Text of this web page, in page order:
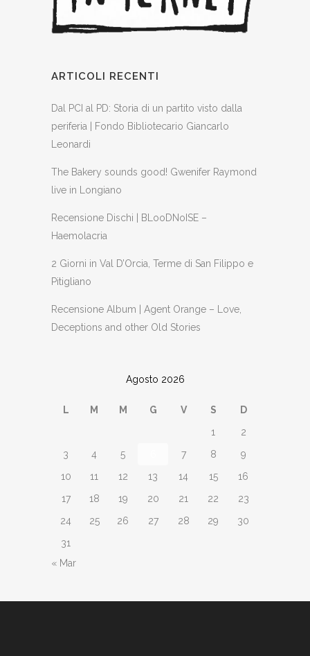
ARTICOLI RECENTI
Dal PCI al PD: Storia di un partito visto dalla
periferia | Fondo Bibliotecario Giancarlo
Leonardi
The Bakery sounds good! Gwenifer Raymond
live in Longiano
Recensione Dischi | BLooDNoISE –
Haemolacria
2 Giorni in Val D’Orcia, Terme di San Filippo e
Pitigliano
Recensione Album | Agent Orange – Love,
Deceptions and other Old Stories
Agosto 2026
L M M G V S
D
1
2
3
4 5 7 8
9
10
11 12 13 14 15
16
17
18 19 20 21 22
23
24
25 26 27 28 29
30
31
« Mar